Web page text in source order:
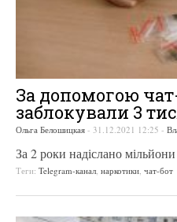
За допомогою
заблокували 3
Ольга Белошицкая - 31.12.2021 12:25 -
За 2 роки надіслано
Теги: Telegram-канал наркотики чат-бот